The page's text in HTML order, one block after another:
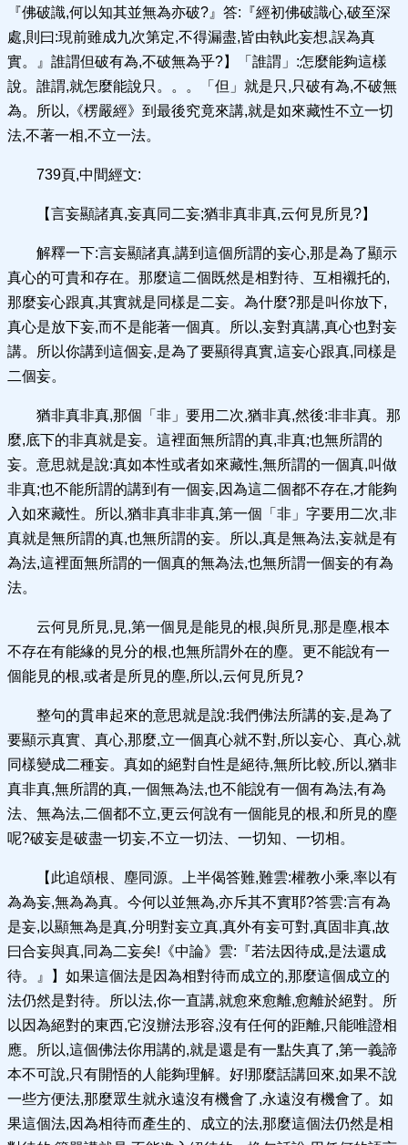
『佛破識,何以知其並無為亦破?』答:『經初佛破識心,破至深
處,則曰:現前雖成九次第定,不得漏盡,皆由執此妄想,誤為真
實。』誰謂但破有為,不破無為乎?】「誰謂」:怎麼能夠這樣
說。誰謂,就怎麼能說只。。。「但」就是只,只破有為,不破無
為。所以,《楞嚴經》到最後究竟來講,就是如來藏性不立一切
法,不著一相,不立一法。
739頁,中間經文:
【言妄顯諸真,妄真同二妄;猶非真非真,云何見所見?】
解釋一下:言妄顯諸真,講到這個所謂的妄心,那是為了顯示
真心的可貴和存在。那麼這二個既然是相對待、互相襯托的,
那麼妄心跟真,其實就是同樣是二妄。為什麼?那是叫你放下,
真心是放下妄,而不是能著一個真。所以,妄對真講,真心也對妄
講。所以你講到這個妄,是為了要顯得真實,這妄心跟真,同樣是
二個妄。
猶非真非真,那個「非」要用二次,猶非真,然後:非非真。那
麼,底下的非真就是妄。這裡面無所謂的真,非真;也無所謂的
妄。意思就是說:真如本性或者如來藏性,無所謂的一個真,叫做
非真;也不能所謂的講到有一個妄,因為這二個都不存在,才能夠
入如來藏性。所以,猶非真非非真,第一個「非」字要用二次,非
真就是無所謂的真,也無所謂的妄。所以,真是無為法,妄就是有
為法,這裡面無所謂的一個真的無為法,也無所謂一個妄的有為
法。
云何見所見,見,第一個見是能見的根,與所見,那是塵,根本
不存在有能緣的見分的根,也無所謂外在的塵。更不能說有一
個能見的根,或者是所見的塵,所以,云何見所見?
整句的貫串起來的意思就是說:我們佛法所講的妄,是為了
要顯示真實、真心,那麼,立一個真心就不對,所以妄心、真心,就
同樣變成二種妄。真如的絕對自性是絕待,無所比較,所以,猶非
真非真,無所謂的真,一個無為法,也不能說有一個有為法,有為
法、無為法,二個都不立,更云何說有一個能見的根,和所見的塵
呢?破妄是破盡一切妄,不立一切法、一切知、一切相。
【此追頌根、塵同源。上半偈答難,難雲:權教小乘,率以有
為為妄,無為為真。今何以並無為,亦斥其不實耶?答雲:言有為
是妄,以顯無為是真,分明對妄立真,真外有妄可對,真固非真,故
曰合妄與真,同為二妄矣!《中論》雲:『若法因待成,是法還成
待。』】如果這個法是因為相對待而成立的,那麼這個成立的
法仍然是對待。所以法,你一直講,就愈來愈離,愈離於絕對。所
以因為絕對的東西,它沒辦法形容,沒有任何的距離,只能唯證相
應。所以,這個佛法你用講的,就是還是有一點失真了,第一義諦
本不可說,只有開悟的人能夠理解。好!那麼話講回來,如果不說
一些方便法,那麼眾生就永遠沒有機會了,永遠沒有機會了。如
果這個法,因為相待而產生的、成立的法,那麼這個法仍然是相